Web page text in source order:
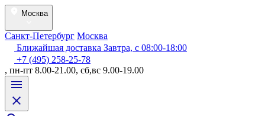
Москва
Санкт-Петербург Москва
Ближайшая доставка Завтра, с 08:00-18:00
+7 (495) 258-25-78
, пн-пт 8.00-21.00, сб,вс 9.00-19.00